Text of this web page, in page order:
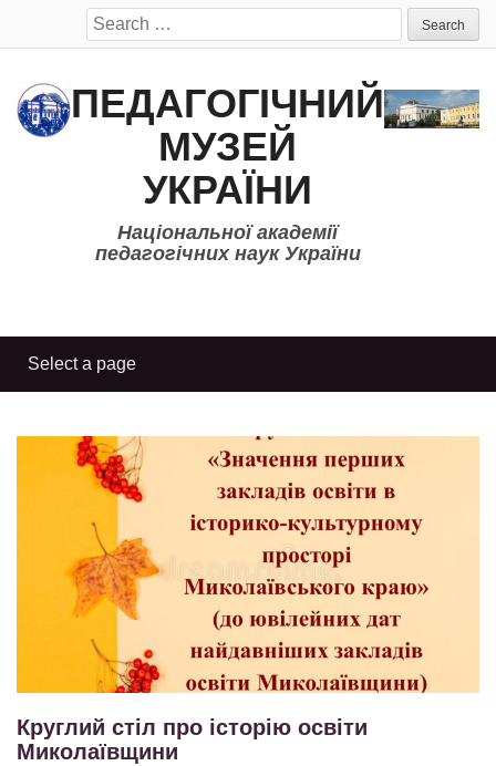
Search
for:
ПЕДАГОГІЧНИЙ
МУЗЕЙ
УКРАЇНИ
Національної академії
педагогічних наук України
Круглий стіл про історію освіти
Миколаївщини